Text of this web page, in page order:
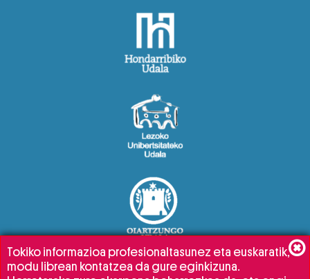
Tokiko informazioa profesionaltasunez eta euskaratik,
modu librean kontatzea da gure eginkizuna.